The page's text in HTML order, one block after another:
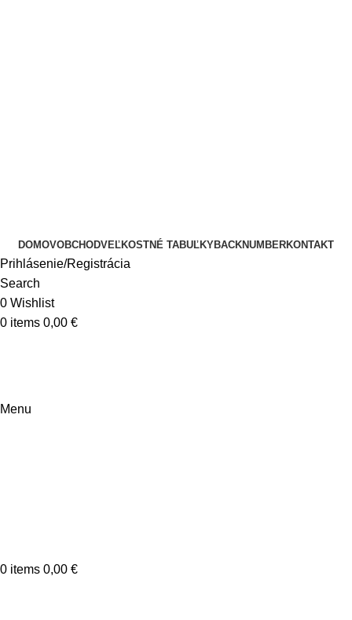
DOMOVOBCHODVEĽKOSTNÉ TABUĽKYBACKNUMBERKONTAKT
Prihlásenie/Registrácia
Search
0 Wishlist
0 items 0,00 €
Menu
0 items 0,00 €